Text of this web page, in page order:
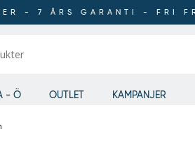
- 7 ÅRS GARANTI - FRI
- Ö OUTLET KAMPANJER